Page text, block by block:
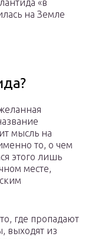
«в
на Земле
мысль на
то, о чем
этого лишь
месте,
где пропадают
выходят из